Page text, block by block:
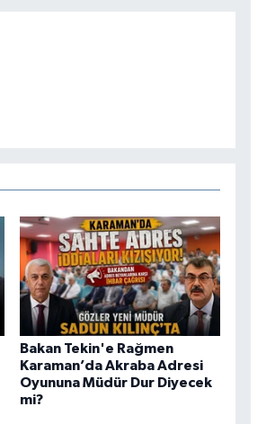
Bakan Tekin'e Rağmen
Karaman’da Akraba Adresi
Oyununa Müdür Dur Diyecek
mi?